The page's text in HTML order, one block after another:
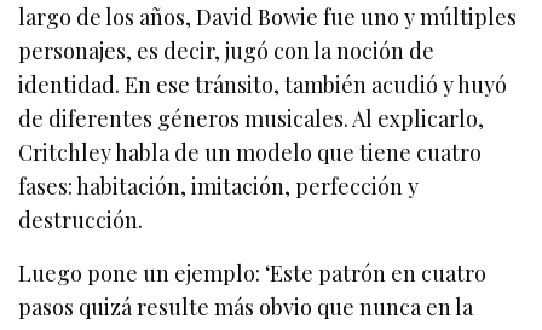
largo de los años, David Bowie fue uno y múltiples
personajes, es decir, jugó con la noción de
identidad. En ese tránsito, también acudió y huyó
de diferentes géneros musicales. Al explicarlo,
Critchley habla de un modelo que tiene cuatro
fases: habitación, imitación, perfección y
destrucción.
Luego pone un ejemplo: ‘Este patrón en cuatro
pasos quizá resulte más obvio que nunca en la